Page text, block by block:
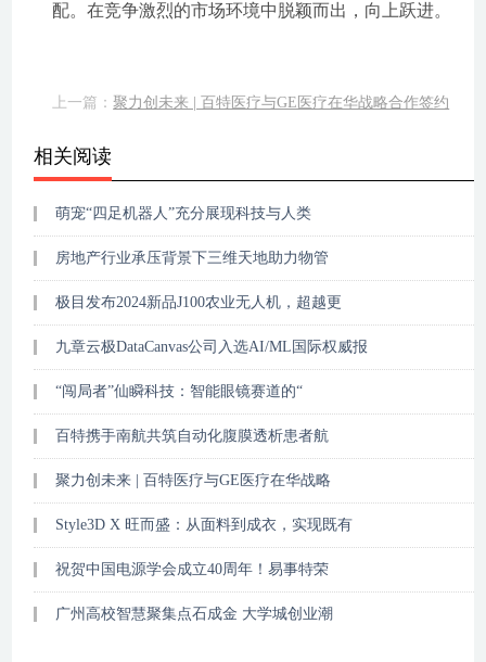
配。在竞争激烈的市场环境中脱颖而出，向上跃进。
上一篇：聚力创未来 | 百特医疗与GE医疗在华战略合作签约
相关阅读
萌宠“四足机器人”充分展现科技与人类
房地产行业承压背景下三维天地助力物管
极目发布2024新品J100农业无人机，超越更
九章云极DataCanvas公司入选AI/ML国际权威报
“闯局者”仙瞬科技：智能眼镜赛道的“
百特携手南航共筑自动化腹膜透析患者航
聚力创未来 | 百特医疗与GE医疗在华战略
Style3D X 旺而盛：从面料到成衣，实现既有
祝贺中国电源学会成立40周年！易事特荣
广州高校智慧聚集点石成金 大学城创业潮